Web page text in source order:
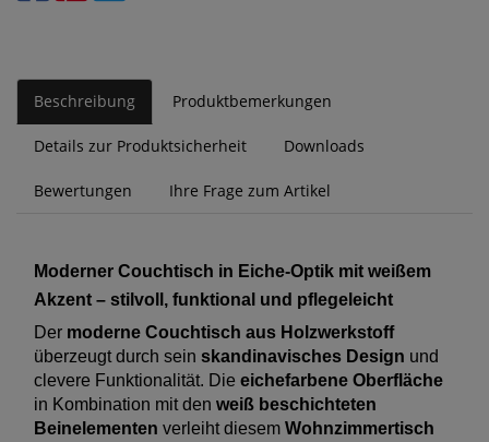
Beschreibung Produktbemerkungen
Details zur Produktsicherheit Downloads
Bewertungen Ihre Frage zum Artikel
Moderner Couchtisch in Eiche-Optik mit weißem
Akzent – stilvoll, funktional und pflegeleicht
Der moderne Couchtisch aus Holzwerkstoff
überzeugt durch sein skandinavisches Design und
clevere Funktionalität. Die eichefarbene Oberfläche
in Kombination mit den weiß beschichteten
Beinelementen verleiht diesem Wohnzimmertisch